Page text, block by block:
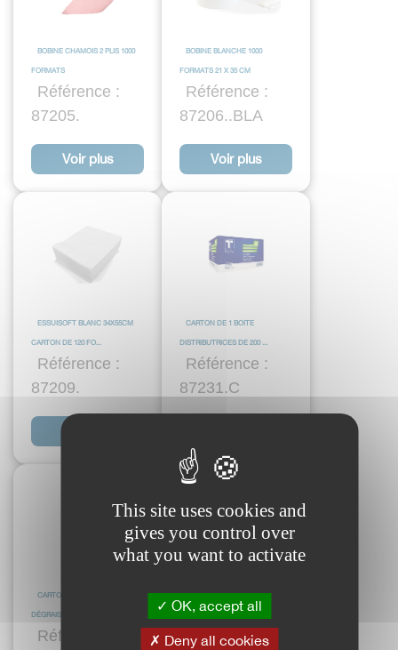
BOBINE CHAMOIS 2 PLIS 1000
FORMATS
Référence :
87205.
Voir plus
BOBINE BLANCHE 1000
FORMATS 21 X 35 CM
Référence :
87206..BLA
Voir plus
ESSUISOFT BLANC 34X55CM
CARTON DE 120 FO...
Référence :
87209.
Voir plus
CARTON DE 1 BOITE
DISTRIBUTRICES DE 200 ...
Référence :
87231.C
CARTON DE CHIFFONS DE
DÉGRAISSAGE
Référence :
CHIFFON A MICROFIBRES VERT
13.43062
Référence :
This site uses cookies and
gives you control over
what you want to activate
OK, accept all
Deny all cookies